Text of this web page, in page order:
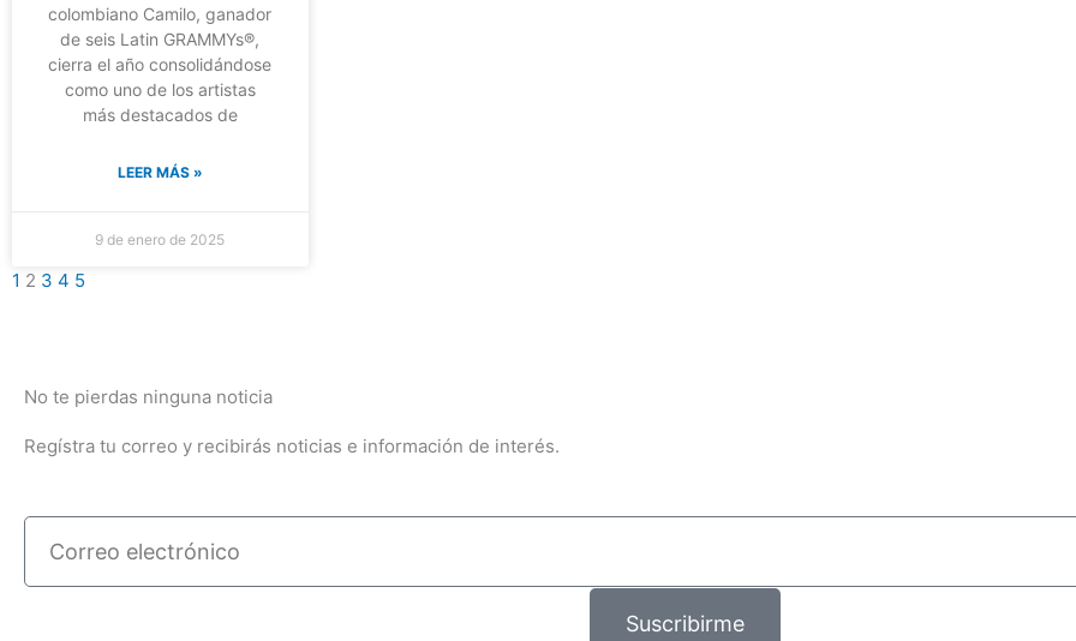
colombiano Camilo, ganador
de seis Latin GRAMMYs®,
cierra el año consolidándose
como uno de los artistas
más destacados de
LEER MÁS »
9 de enero de 2025
1 2 3 4 5
No te pierdas ninguna noticia
Regístra tu correo y recibirás noticias e información de interés.
electrónico
Suscribirme